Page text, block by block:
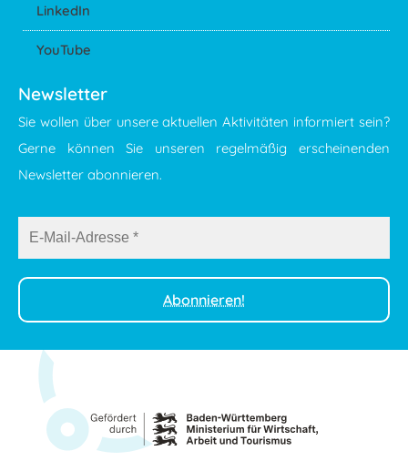
LinkedIn
YouTube
Newsletter
Sie wollen über unsere aktuellen Aktivitäten informiert sein?
Gerne können Sie unseren regelmäßig erscheinenden
Newsletter abonnieren.